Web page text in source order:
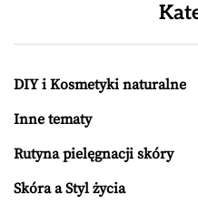
DIY i Kosmetyki naturalne
Inne tematy
Rutyna pielęgnacji skóry
Skóra a Styl życia